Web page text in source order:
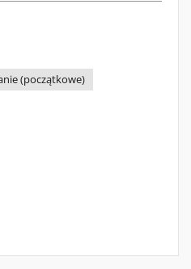
(początkowe)